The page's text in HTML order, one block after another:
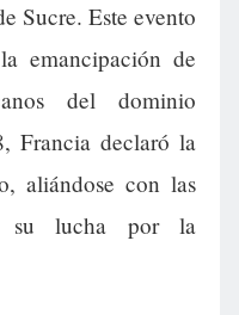
Sucre. Este evento
emancipación de
del dominio
Francia declaró la
aliándose con las
su lucha por la